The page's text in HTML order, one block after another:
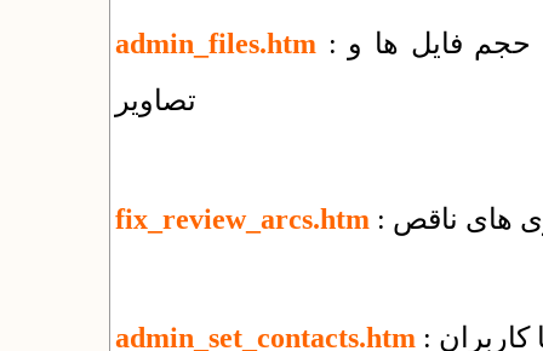
admin_files.htm : راهنمای مدیریت پوشه‌ها و فایل‌ها + کاهش حجم فایل ها و
تصاویر
fix_review_arcs.htm های ناقص
admin_set_contacts.htm کاربران